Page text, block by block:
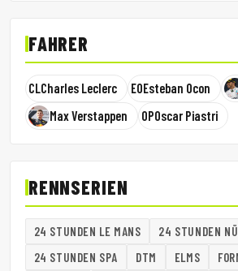
FAHRER
CL Charles Leclerc EOEsteban Ocon
Max Verstappen
OPOscar Piastri
RENNSERIEN
24 STUNDEN LE MANS
24 STUNDEN
24 STUNDEN SPA
DTM ELMS